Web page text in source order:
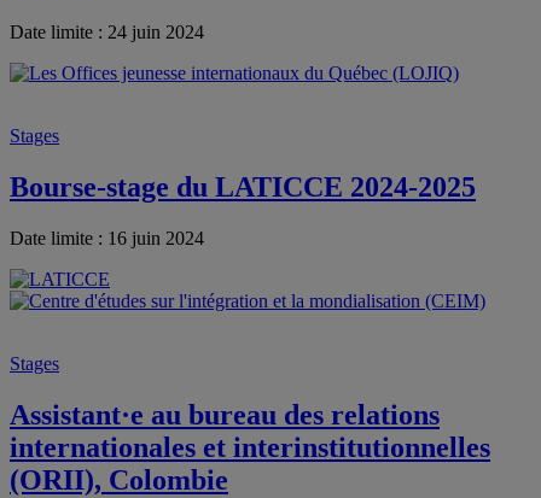
Date limite : 24 juin 2024
Stages
Bourse-stage du LATICCE 2024-2025
Date limite : 16 juin 2024
Stages
Assistant·e au bureau des relations
internationales et interinstitutionnelles
(ORII), Colombie